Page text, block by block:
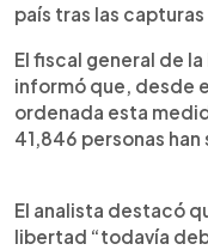
país tras las
El fiscal general de
informó que, desde
ordenada esta
41,846 personas
El analista destacó
libertad “todavía